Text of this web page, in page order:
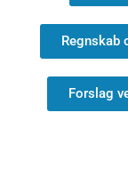
Regnskab
Forslag